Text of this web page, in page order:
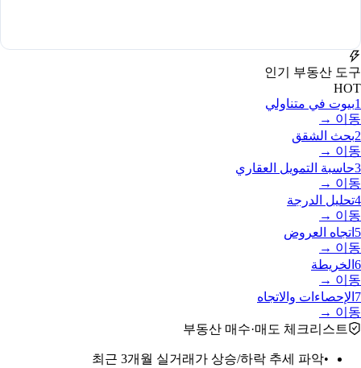
인기 부동산 도구
HOT
1بيوت في متناولي
이동 →
2بحث الشقق
이동 →
3حاسبة التمويل العقاري
이동 →
4تحليل الدرجة
이동 →
5 اتجاه العروض
이동 →
6 الخريطة
이동 →
7 الإحصاءات والاتجاه
이동 →
부동산 매수·매도 체크리스트
•
최근 3개월 실거래가 상승/하락 추세 파악